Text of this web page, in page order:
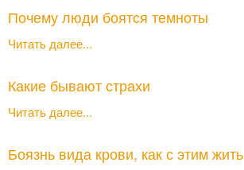
Почему люди боятся темноты
Читать далее...
Какие бывают страхи
Читать далее...
Боязнь вида крови, как с этим жить